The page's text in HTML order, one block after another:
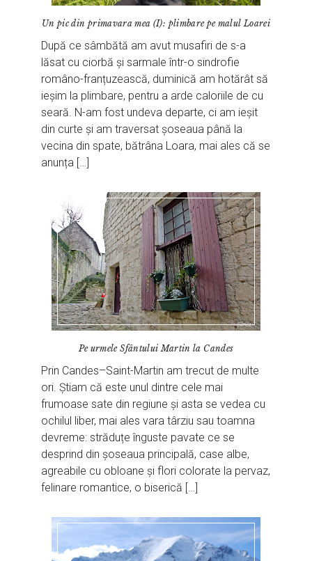
Un pic din primavara mea (I): plimbare pe malul Loarei
După ce sâmbătă am avut musafiri de s-a
lăsat cu ciorbă și sarmale într-o sindrofie
româno-franțuzească, duminică am hotărât să
ieșim la plimbare, pentru a arde caloriile de cu
seară. N-am fost undeva departe, ci am ieșit
din curte și am traversat șoseaua până la
vecina din spate, bătrâna Loara, mai ales că se
anunța […]
Pe urmele Sfântului Martin la Candes
Prin Candes–Saint-Martin am trecut de multe
ori. Știam că este unul dintre cele mai
frumoase sate din regiune și asta se vedea cu
ochilul liber, mai ales vara târziu sau toamna
devreme: străduțe înguste pavate ce se
desprind din șoseaua principală, case albe,
agreabile cu obloane și flori colorate la pervaz,
felinare romantice, o biserică […]